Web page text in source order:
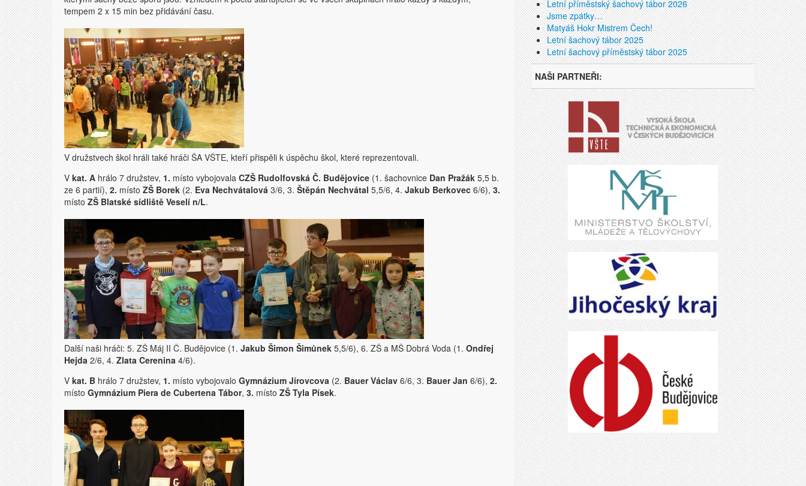
tempem 2 x 15 min bez přidávání času.
V družstvech škol hráli také hráči ŠA VŠTE, kteří přispěli k úspěchu škol, které reprezentovali.
V kat. A hrálo 7 družstev, 1. místo vybojovala CZŠ Rudolfovská Č. Budějovice (1. šachovnice Dan Pražák 5,5 b.
ze 6 partií), 2. místo ZŠ Borek (2. Eva Nechvátalová 3/6, 3. Štěpán Nechvátal 5,5/6, 4. Jakub Berkovec 6/6), 3.
místo ZŠ Blatské sídliště Veselí n/L.
Další naši hráči: 5. ZŠ Máj II Č. Budějovice (1. Jakub Šimon Šimůnek 5,5/6), 6. ZŠ a MŠ Dobrá Voda (1. Ondřej
Hejda 2/6, 4. Zlata Cerenina 4/6).
V kat. B hrálo 7 družstev, 1. místo vybojovalo Gymnázium Jírovcova (2. Bauer Václav 6/6, 3. Bauer Jan 6/6), 2.
místo Gymnázium Piera de Cubertena Tábor, 3. místo ZŠ Tyla Písek.
Letní příměstský šachový tábor 2026
Jsme zpátky…
Matyáš Hokr Mistrem Čech!
Letní šachový tábor 2025
Letní šachový příměstský tábor 2025
NAŠI PARTNEŘI: